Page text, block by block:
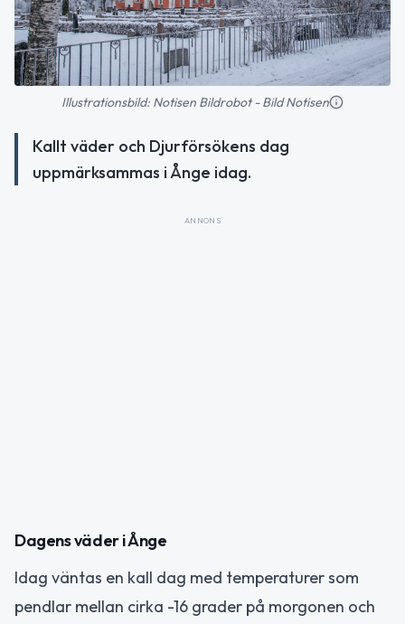
Illustrationsbild: Notisen Bildrobot - Bild Notisen
Kallt väder och Djurförsökens dag
uppmärksammas i Ånge idag.
ANNONS
Dagens väder i Ånge
Idag väntas en kall dag med temperaturer som
pendlar mellan cirka -16 grader på morgonen och